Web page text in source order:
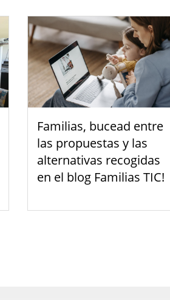
Familias, bucead entre
las propuestas y las
alternativas recogidas
en el blog Familias TIC!